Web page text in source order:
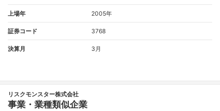
上場年 2005年
証券コード 3768
決算月 3月
リスクモンスター株式会社
事業・業種類似企業